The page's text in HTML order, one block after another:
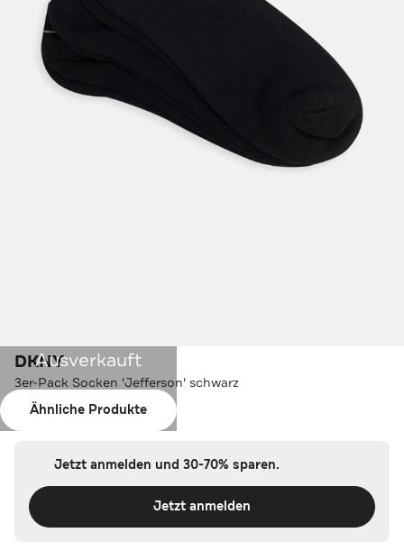
Ausverkauft
Ähnliche Produkte
DKNY
3er-Pack Socken 'Jefferson' schwarz
Farbe:schwarz
Jetzt anmelden und 30-70% sparen.
Jetzt anmelden